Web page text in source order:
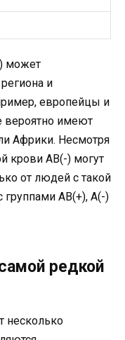
может
и
европейцы и
вероятно имеют
Африки. Несмотря
крови AB(-) могут
от людей с такой
AB(+), A(-)
редкой
несколько